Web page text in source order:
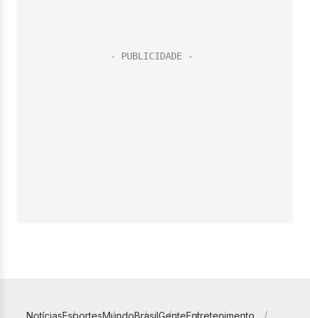
NotíciasEsportesMundoBrasilGenteEntretenimento